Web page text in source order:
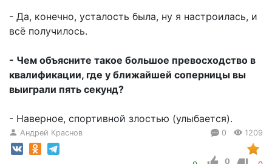
- Да, конечно, усталость была, ну я настроилась, и
всё получилось.
- Чем объясните такое большое превосходство в
квалификации, где у ближайшей соперницы вы
выиграли пять секунд?
- Наверное, спортивной злостью (улыбается).
Андрей Краснов 0 1209
0